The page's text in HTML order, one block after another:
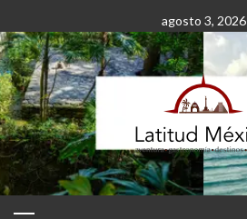
al
contenido
agosto 3, 2026